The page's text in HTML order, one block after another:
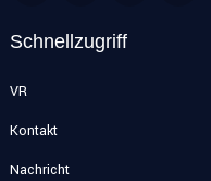
Schnellzugriff
VR
Kontakt
Nachricht